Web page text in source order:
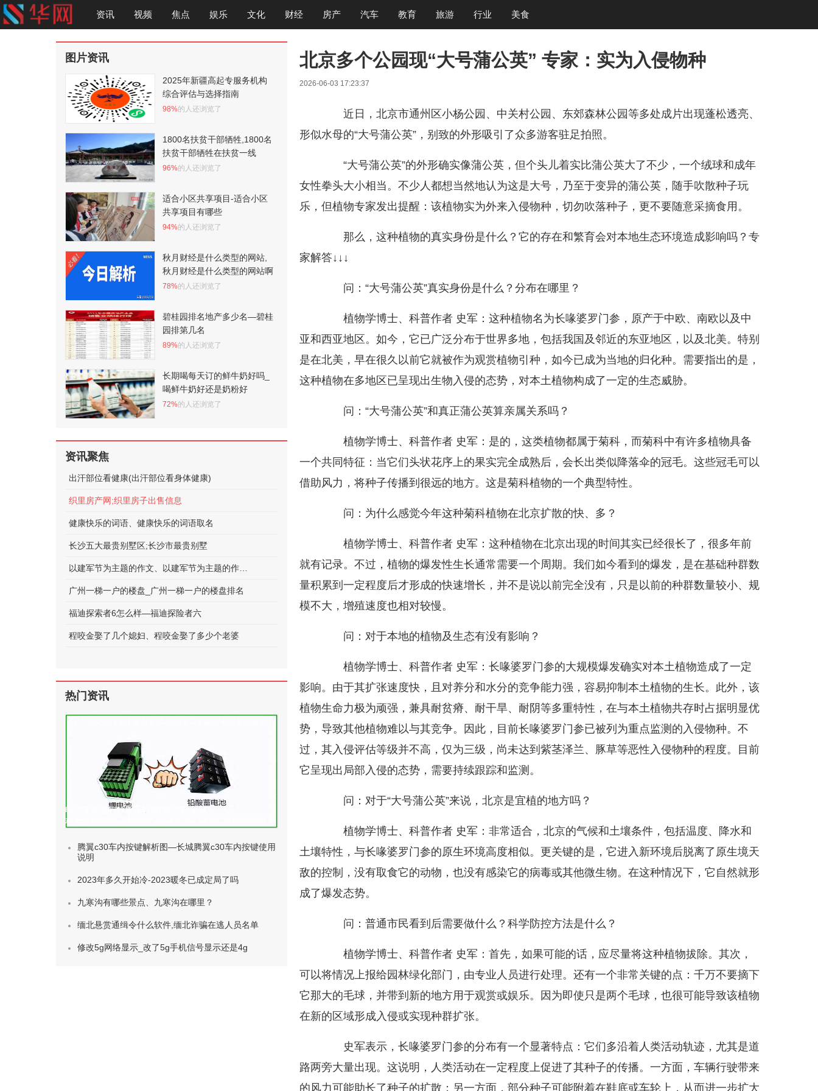
资讯 视频 焦点 娱乐 文化 财经 房产 汽车 教育 旅游 行业 美食
北京多个公园现“大号蒲公英” 专家：实为入侵物种
2026-06-03 17:23:37
近日，北京市通州区小杨公园、中关村公园、东郊森林公园等多处成片出现蓬松透亮、
形似水母的“大号蒲公英”，别致的外形吸引了众多游客驻足拍照。
“大号蒲公英”的外形确实像蒲公英，但个头儿着实比蒲公英大了不少，一个绒球和成年
女性拳头大小相当。不少人都想当然地认为这是大号，乃至于变异的蒲公英，随手吹散种子玩
乐，但植物专家发出提醒：该植物实为外来入侵物种，切勿吹落种子，更不要随意采摘食用。
那么，这种植物的真实身份是什么？它的存在和繁育会对本地生态环境造成影响吗？专
家解答↓↓↓
问：“大号蒲公英”真实身份是什么？分布在哪里？
植物学博士、科普作者 史军：这种植物名为长喙婆罗门参，原产于中欧、南欧以及中
亚和西亚地区。如今，它已广泛分布于世界多地，包括我国及邻近的东亚地区，以及北美。特别
是在北美，早在很久以前它就被作为观赏植物引种，如今已成为当地的归化种。需要指出的是，
这种植物在多地区已呈现出生物入侵的态势，对本土植物构成了一定的生态威胁。
问：“大号蒲公英”和真正蒲公英算亲属关系吗？
植物学博士、科普作者 史军：是的，这类植物都属于菊科，而菊科中有许多植物具备
一个共同特征：当它们头状花序上的果实完全成熟后，会长出类似降落伞的冠毛。这些冠毛可以
借助风力，将种子传播到很远的地方。这是菊科植物的一个典型特性。
问：为什么感觉今年这种菊科植物在北京扩散的快、多？
植物学博士、科普作者 史军：这种植物在北京出现的时间其实已经很长了，很多年前
就有记录。不过，植物的爆发性生长通常需要一个周期。我们如今看到的爆发，是在基础种群数
量积累到一定程度后才形成的快速增长，并不是说以前完全没有，只是以前的种群数量较小、规
模不大，增殖速度也相对较慢。
问：对于本地的植物及生态有没有影响？
植物学博士、科普作者 史军：长喙婆罗门参的大规模爆发确实对本土植物造成了一定
影响。由于其扩张速度快，且对养分和水分的竞争能力强，容易抑制本土植物的生长。此外，该
植物生命力极为顽强，兼具耐贫瘠、耐干旱、耐阴等多重特性，在与本土植物共存时占据明显优
势，导致其他植物难以与其竞争。因此，目前长喙婆罗门参已被列为重点监测的入侵物种。不
过，其入侵评估等级并不高，仅为三级，尚未达到紫茎泽兰、豚草等恶性入侵物种的程度。目前
它呈现出局部入侵的态势，需要持续跟踪和监测。
问：对于“大号蒲公英”来说，北京是宜植的地方吗？
植物学博士、科普作者 史军：非常适合，北京的气候和土壤条件，包括温度、降水和
土壤特性，与长喙婆罗门参的原生环境高度相似。更关键的是，它进入新环境后脱离了原生境天
敌的控制，没有取食它的动物，也没有感染它的病毒或其他微生物。在这种情况下，它自然就形
成了爆发态势。
问：普通市民看到后需要做什么？科学防控方法是什么？
植物学博士、科普作者 史军：首先，如果可能的话，应尽量将这种植物拔除。其次，
可以将情况上报给园林绿化部门，由专业人员进行处理。还有一个非常关键的点：千万不要摘下
它那大的毛球，并带到新的地方用于观赏或娱乐。因为即使只是两个毛球，也很可能导致该植物
在新的区域形成入侵或实现种群扩张。
史军表示，长喙婆罗门参的分布有一个显著特点：它们多沿着人类活动轨迹，尤其是道
路两旁大量出现。这说明，人类活动在一定程度上促进了其种子的传播。一方面，车辆行驶带来
的风力可能助长了种子的扩散；另一方面，部分种子可能附着在鞋底或车轮上，从而进一步扩大
图片资讯
2025年新疆高起专服务机构
综合评估与选择指南
98%的人还浏览了
1800名扶贫干部牺牲,1800名
扶贫干部牺牲在扶贫一线
96%的人还浏览了
适合小区共享项目-适合小区
共享项目有哪些
94%的人还浏览了
秋月财经是什么类型的网站,
秋月财经是什么类型的网站啊
78%的人还浏览了
碧桂园排名地产多少名—碧桂
园排第几名
89%的人还浏览了
长期喝每天订的鲜牛奶好吗_
喝鲜牛奶好还是奶粉好
72%的人还浏览了
资讯聚焦
出汗部位看健康(出汗部位看身体健康)
织里房产网;织里房子出售信息
健康快乐的词语、健康快乐的词语取名
长沙五大最贵别墅区;长沙市最贵别墅
广州一梯一户的楼盘_广州一梯一户的楼盘排名
福迪探索者6怎么样—福迪探险者六
程咬金娶了几个媳妇、程咬金娶了多少个老婆
热门资讯
电动车电池的种类及标准(电动车 电池
种类)
腾翼c30车内按键解析图—长城腾翼c30车内按键使用
说明
2023年多久开始冷-2023暖冬已成定局了吗
九寒沟有哪些景点、九寒沟在哪里？
缅北悬赏通缉令什么软件,缅北诈骗在逃人员名单
修改5g网络显示_改了5g手机信号显示还是4g